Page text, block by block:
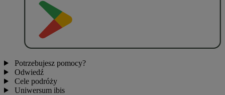
Potrzebujesz pomocy?
Odwiedź
Cele podróży
Uniwersum ibis